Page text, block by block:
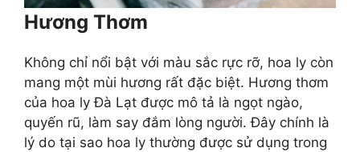
Hương Thơm
Không chỉ nổi bật với màu sắc rực rỡ, hoa ly còn
mang một mùi hương rất đặc biệt. Hương thơm
của hoa ly Đà Lạt được mô tả là ngọt ngào,
quyến rũ, làm say đắm lòng người. Đây chính là
lý do tại sao hoa ly thường được sử dụng trong